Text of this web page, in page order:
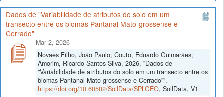
Dados de "Variabilidade de atributos do solo em um
transecto entre os biomas Pantanal Mato-grossense e
Cerrado"
Mar 2, 2026
Novaes Filho, João Paulo; Couto, Eduardo Guimarães;
Amorim, Ricardo Santos Silva, 2026, "Dados de
"Variabilidade de atributos do solo em um transecto entre os
biomas Pantanal Mato-grossense e Cerrado"",
https://doi.org/10.60502/SoilData/SPLGEO, SoilData, V1